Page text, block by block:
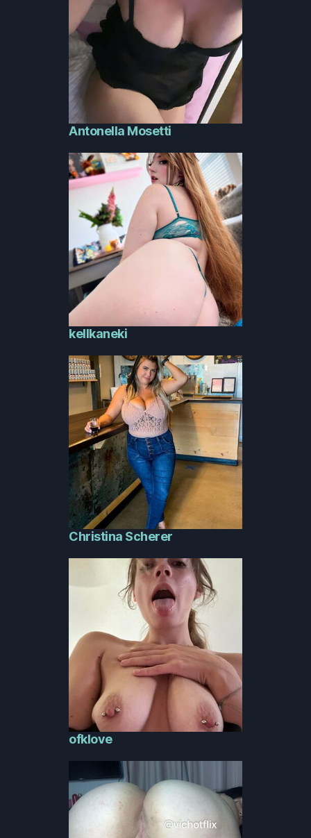
Antonella Mosetti
kellkaneki
Christina Scherer
ofklove